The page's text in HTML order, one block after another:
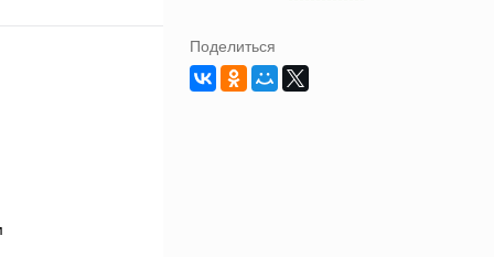
Поделиться